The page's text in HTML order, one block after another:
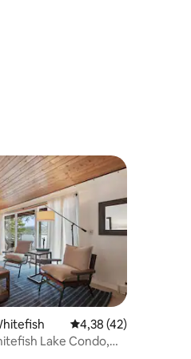
uit 5, 40 recensies
Gemiddelde
4,38 (42)
Lake Condo,